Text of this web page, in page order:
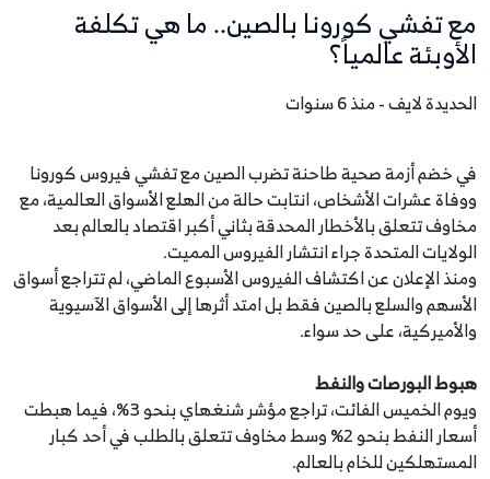
مع تفشي كورونا بالصين.. ما هي تكلفة
الأوبئة عالمياً؟
الحديدة لايف - منذ 6 سنوات
في خضم أزمة صحية طاحنة تضرب الصين مع تفشي فيروس كورونا
ووفاة عشرات الأشخاص، انتابت حالة من الهلع الأسواق العالمية، مع
مخاوف تتعلق بالأخطار المحدقة بثاني أكبر اقتصاد بالعالم بعد
الولايات المتحدة جراء انتشار الفيروس المميت.
ومنذ الإعلان عن اكتشاف الفيروس الأسبوع الماضي، لم تتراجع أسواق
الأسهم والسلع بالصين فقط بل امتد أثرها إلى الأسواق الآسيوية
والأميركية، على حد سواء.
هبوط البورصات والنفط
ويوم الخميس الفائت، تراجع مؤشر شنغهاي بنحو 3%، فيما هبطت
أسعار النفط بنحو 2% وسط مخاوف تتعلق بالطلب في أحد كبار
المستهلكين للخام بالعالم.